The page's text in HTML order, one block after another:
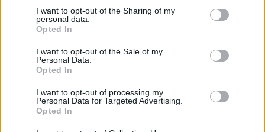
not limited to your visit or usage behaviour. You may click to
grant or deny consent to Google and its third-party tags to
use your data for below specified purposes in below Google
consent section.
I want to opt-out of the Sharing of my
personal data.
Opted In
I want to opt-out of the Sale of my
Personal Data.
Opted In
I want to opt-out of processing my
Personal Data for Targeted Advertising.
Opted In